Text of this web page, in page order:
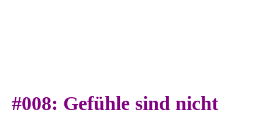
#008: Gefühle sind nicht